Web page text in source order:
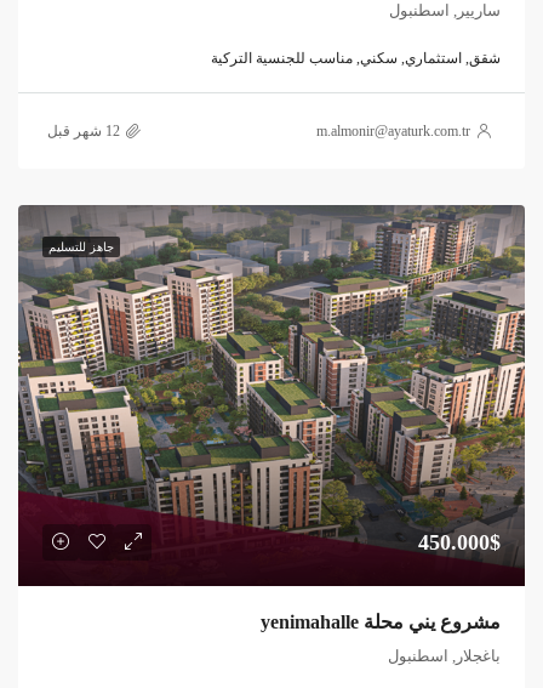
ساريير, اسطنبول
شقق, استثماري, سكني, مناسب للجنسية التركية
m.almonir@ayaturk.com.tr
جاهز للتسليم
450.000$
مشروع يني محلة yenimahalle
باغجلار, اسطنبول